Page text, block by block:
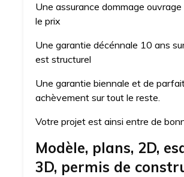
Une assurance dommage ouvrage
le prix
Une garantie décénnale 10 ans
est structurel
Une garantie biennale et de
achèvement sur tout le reste.
Votre projet est ainsi entre de
Modèle, plans, 2D,
3D, permis de